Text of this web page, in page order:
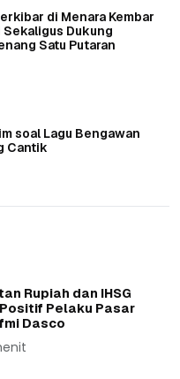
di Menara Kembar
Dukung
Satu Putaran
soal Lagu Bengawan
Cantik
Rupiah dan IHSG
Pelaku Pasar
Dasco